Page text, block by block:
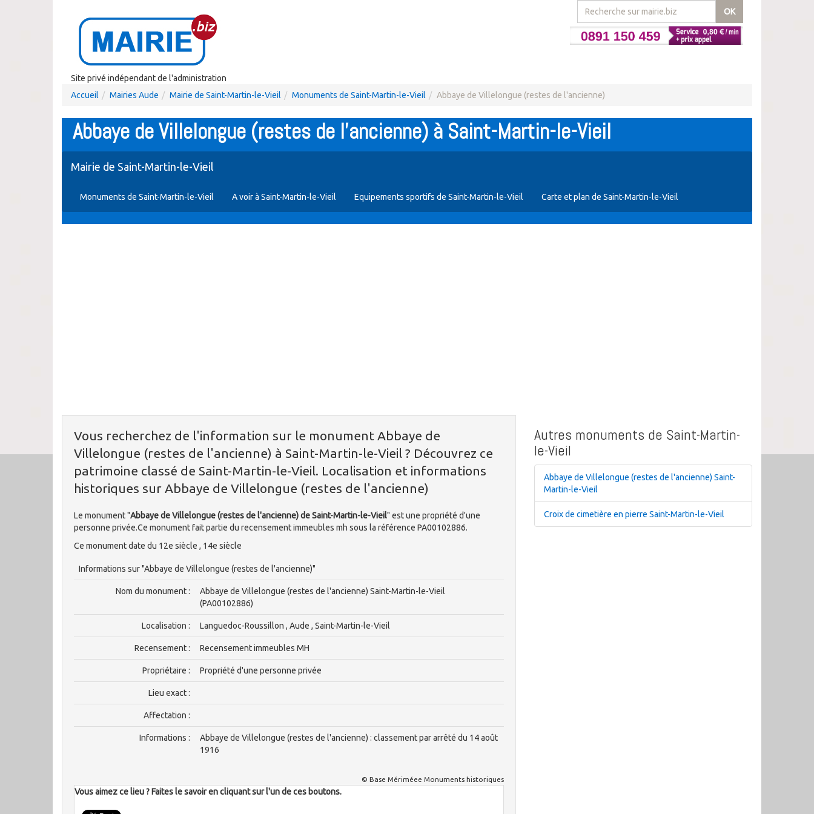
OK
Site privé indépendant de l'administration
Accueil
Mairies Aude Mairie de Saint-Martin-le-Vieil Monuments de Saint-Martin-le-Vieil Abbaye de Villelongue (restes de l'ancienne)
Abbaye de Villelongue (restes de l'ancienne) à Saint-Martin-le-Vieil
Mairie de Saint-Martin-le-Vieil
Monuments de Saint-Martin-le-Vieil A voir à Saint-Martin-le-Vieil Equipements sportifs de Saint-Martin-le-Vieil Carte et plan de Saint-Martin-le-Vieil
Vous recherchez de l'information sur le monument Abbaye de
Villelongue (restes de l'ancienne) à Saint-Martin-le-Vieil ? Découvrez ce
patrimoine classé de Saint-Martin-le-Vieil. Localisation et informations
historiques sur Abbaye de Villelongue (restes de l'ancienne)
Le monument "Abbaye de Villelongue (restes de l'ancienne) de Saint-Martin-le-Vieil" est une propriété d'une
personne privée.Ce monument fait partie du recensement immeubles mh sous la référence PA00102886.
Ce monument date du 12e siècle , 14e siècle
Informations sur "Abbaye de Villelongue (restes de l'ancienne)"
Nom du monument :
Abbaye de Villelongue (restes de l'ancienne) Saint-Martin-le-Vieil
(PA00102886)
Localisation : Languedoc-Roussillon , Aude , Saint-Martin-le-Vieil
Recensement : Recensement immeubles MH
Propriétaire : Propriété d'une personne privée
Lieu exact :
Affectation :
Informations :
Abbaye de Villelongue (restes de l'ancienne) : classement par arrêté du 14 août
1916
© Base Mériméee Monuments historiques
Vous aimez ce lieu ? Faites le savoir en cliquant sur l'un de ces boutons.
Autres monuments de Saint-Martin-
le-Vieil
Abbaye de Villelongue (restes de l'ancienne) Saint-
Martin-le-Vieil
Croix de cimetière en pierre Saint-Martin-le-Vieil